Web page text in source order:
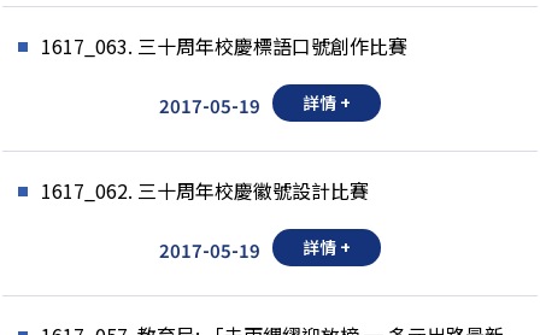
1617_063. 三十周年校慶標語口號創作比賽
2017-05-19 詳情 +
1617_062. 三十周年校慶徽號設計比賽
2017-05-19 詳情 +